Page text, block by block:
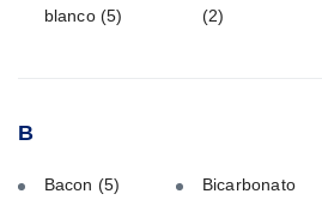
blanco (5)
(2)
B
Bacon (5)
Bicarbonato